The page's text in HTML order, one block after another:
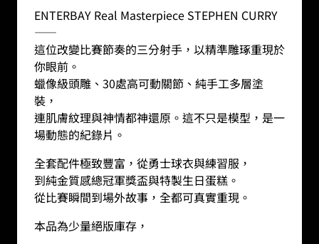
ENTERBAY Real Masterpiece STEPHEN CURRY
——
這位改變比賽節奏的三分射手，以精準雕琢重現於
你眼前。
蠟像級頭雕、30處高可動關節、純手工多層塗
裝，
連肌膚紋理與神情都神還原。這不只是模型，是一
場動態的紀錄片。
全套配件極致豐富，從勇士球衣與練習服，
到純金質感總冠軍獎盃與特製生日蛋糕。
從比賽瞬間到場外故事，全都可真實重現。
本品為少量絕版庫存，